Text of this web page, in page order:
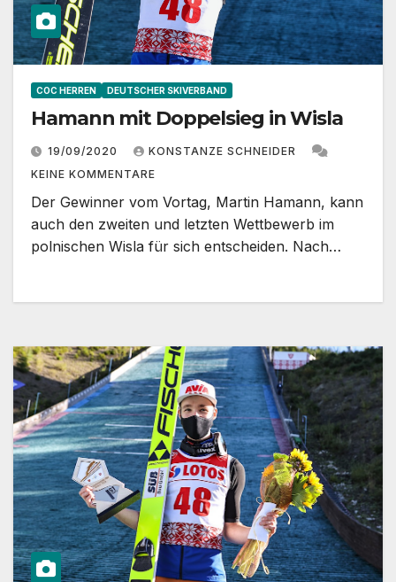
COC HERREN DEUTSCHER SKIVERBAND
Hamann mit Doppelsieg in Wisla
19/09/2020
KONSTANZE SCHNEIDER
KEINE KOMMENTARE
Der Gewinner vom Vortag, Martin Hamann, kann
auch den zweiten und letzten Wettbewerb im
polnischen Wisla für sich entscheiden. Nach…